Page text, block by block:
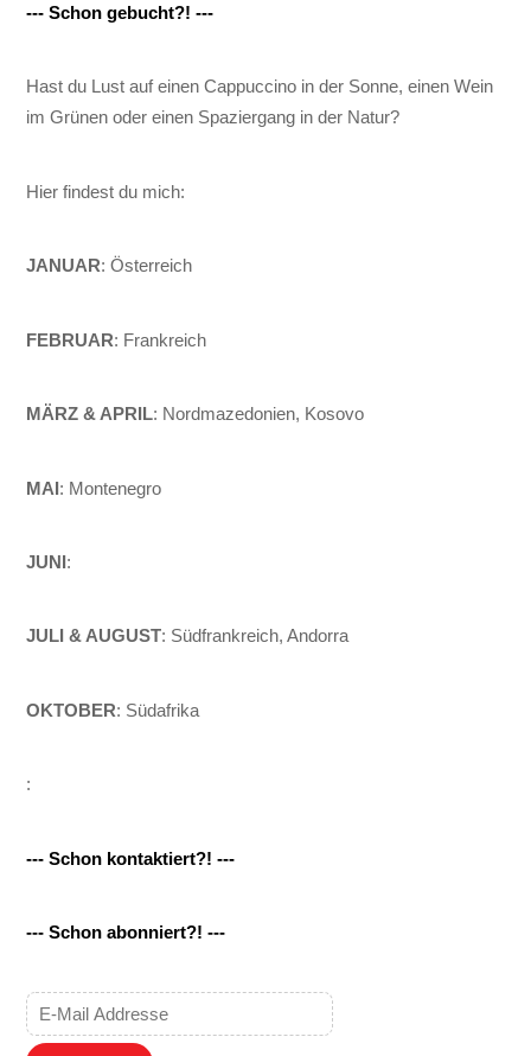
--- Schon gebucht?! ---
Hast du Lust auf einen Cappuccino in der Sonne, einen Wein
im Grünen oder einen Spaziergang in der Natur?
Hier findest du mich:
JANUAR: Österreich
FEBRUAR: Frankreich
MÄRZ & APRIL: Nordmazedonien, Kosovo
MAI: Montenegro
JUNI:
JULI & AUGUST: Südfrankreich, Andorra
OKTOBER: Südafrika
:
--- Schon kontaktiert?! ---
--- Schon abonniert?! ---